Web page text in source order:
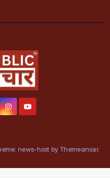
news-host by Themeansar.